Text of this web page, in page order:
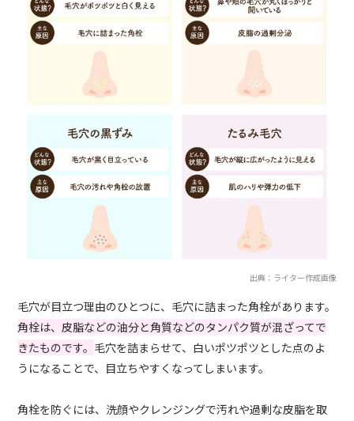
出典：ライター作成画像
毛穴が目立つ理由のひとつに、毛穴に詰まった角栓があります。
角栓は、皮脂などの油分と角質などのタンパク質が混ざってで
きたものです。 毛穴を詰まらせて、白いポツポツとした点のよ
うになることで、目立ちやすくなってしまいます。
角栓を防ぐには、洗顔やクレンジングで汚れや過剰な皮脂を取